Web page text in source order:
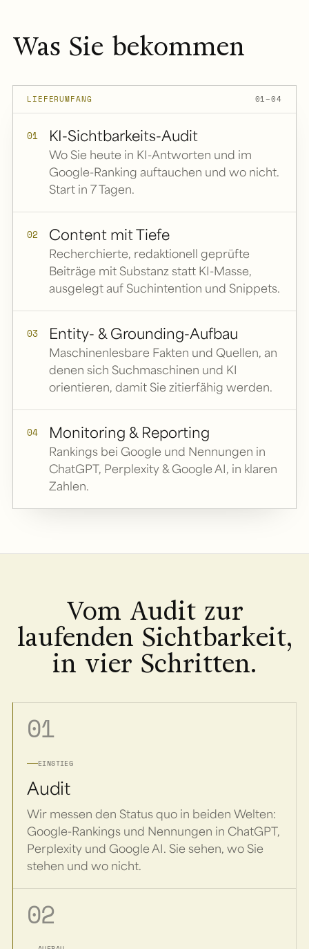
Was Sie bekommen
LIEFERUMFANG 01–04
01 KI-Sichtbarkeits-Audit
Wo Sie heute in KI-Antworten und im
Google-Ranking auftauchen und wo nicht.
Start in 7 Tagen.
02 Content mit Tiefe
Recherchierte, redaktionell geprüfte
Beiträge mit Substanz statt KI-Masse,
ausgelegt auf Suchintention und Snippets.
03 Entity- & Grounding-Aufbau
Maschinenlesbare Fakten und Quellen, an
denen sich Suchmaschinen und KI
orientieren, damit Sie zitierfähig werden.
04 Monitoring & Reporting
Rankings bei Google und Nennungen in
ChatGPT, Perplexity & Google AI, in klaren
Zahlen.
Vom Audit zur
laufenden Sichtbarkeit,
in vier Schritten.
01
EINSTIEG
Audit
Wir messen den Status quo in beiden Welten:
Google-Rankings und Nennungen in ChatGPT,
Perplexity und Google AI. Sie sehen, wo Sie
stehen und wo nicht.
02